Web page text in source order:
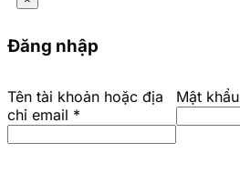
Đăng nhập
Tên tài khoản hoặc địa
chỉ email *
Mật khẩu